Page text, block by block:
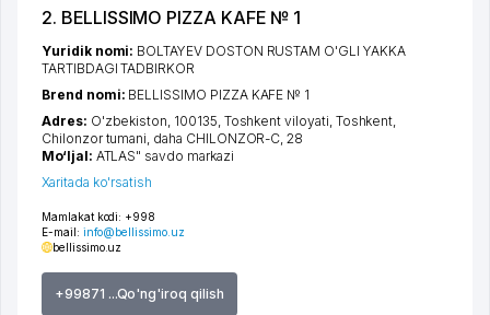
2. BELLISSIMO PIZZA KAFE № 1
Mamlakat kodi: +998
E-mail: info@bellissimo.uz
bellissimo.uz
+99871 ...Qo'ng'iroq qilish
Yuridik nomi: BOLTAYEV DOSTON RUSTAM O'GLI YAKKA
TARTIBDAGI TADBIRKOR
Brend nomi: BELLISSIMO PIZZA KAFE № 1
Adres: O'zbekiston, 100135, Toshkent viloyati, Toshkent,
Chilonzor tumani, daha CHILONZOR-C, 28
Mo‘ljal: ATLAS" savdo markazi
Xaritada ko'rsatish